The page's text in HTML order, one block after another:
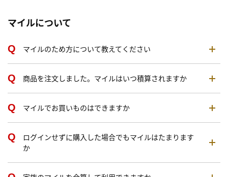
マイルについて
マイルのため方について教えてください
商品を注文しました。マイルはいつ積算されますか
マイルでお買いものはできますか
ログインせずに購入した場合でもマイルはたまります
か